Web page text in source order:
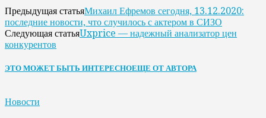
Предыдущая статьяМихаил Ефремов сегодня, 13.12.2020:
последние новости, что случилось с актером в СИЗО
Следующая статьяUxprice — надежный анализатор цен
конкурентов
ЭТО МОЖЕТ БЫТЬ ИНТЕРЕСНОЕЩЕ ОТ АВТОРА
Новости